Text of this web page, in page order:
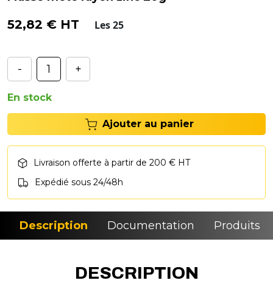
52,82 € HT Les 25
- +
En stock
Ajouter au panier
Livraison offerte à partir de 200 € HT
Expédié sous 24/48h
Description Documentation Produits
DESCRIPTION